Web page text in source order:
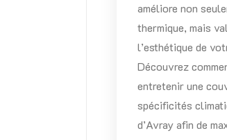
améliore non
thermique, mais
l’esthétique de
Découvrez
entretenir une
spécificités
d’Avray afin de